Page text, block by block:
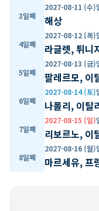
3일째
2027-08-11 (수)
해상
4일째
2027-08-12 (목)
라글렛, 튀니
5일째
2027-08-13 (금)
팔레르모, 이
6일째
2027-08-14 (토)
나폴리, 이탈
7일째
2027-08-15 (일)
리보르노, 이
8일째
2027-08-16 (월)
마르세유, 프